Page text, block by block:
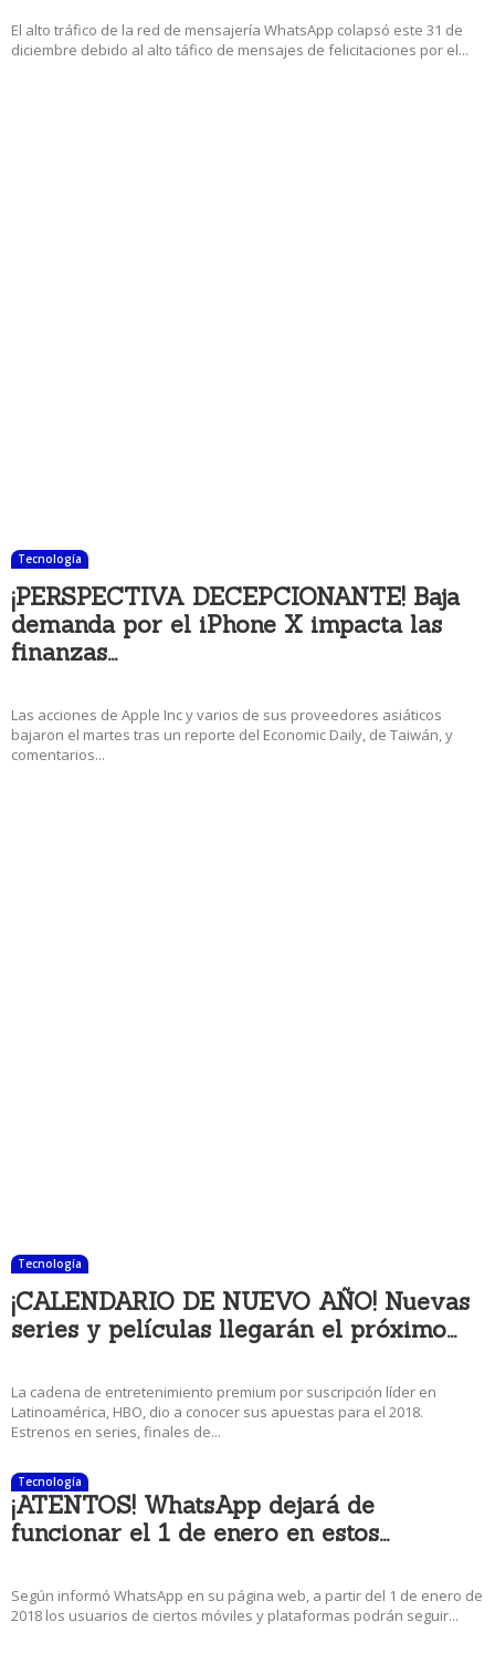
El alto tráfico de la red de mensajería WhatsApp colapsó este 31 de
diciembre debido al alto táfico de mensajes de felicitaciones por el...
Tecnología
¡PERSPECTIVA DECEPCIONANTE! Baja
demanda por el iPhone X impacta las
finanzas...
Las acciones de Apple Inc y varios de sus proveedores asiáticos
bajaron el martes tras un reporte del Economic Daily, de Taiwán, y
comentarios...
Tecnología
¡CALENDARIO DE NUEVO AÑO! Nuevas
series y películas llegarán el próximo...
La cadena de entretenimiento premium por suscripción líder en
Latinoamérica, HBO, dio a conocer sus apuestas para el 2018.
Estrenos en series, finales de...
Tecnología
¡ATENTOS! WhatsApp dejará de
funcionar el 1 de enero en estos...
Según informó WhatsApp en su página web, a partir del 1 de enero de
2018 los usuarios de ciertos móviles y plataformas podrán seguir...